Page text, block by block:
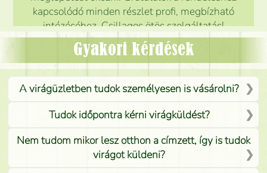
kapcsolódó minden részlet profi, megbízható
intézéséhez. Csillagos ötös szolgáltatás!
Mónika
Gyakori kérdések
A virágüzletben tudok személyesen is vásárolni?
Tudok időpontra kérni virágküldést?
Nem tudom mikor lesz otthon a címzett, így is tudok
virágot küldeni?